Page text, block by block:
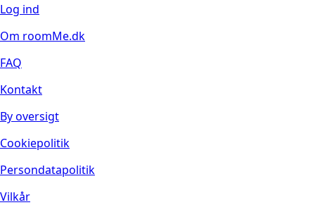
Log ind
Om roomMe.dk
FAQ
Kontakt
By oversigt
Cookiepolitik
Persondatapolitik
Vilkår